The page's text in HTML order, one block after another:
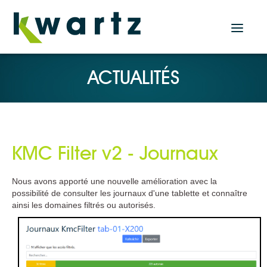
Solution Serveur
Solutions Tablettes
KMC BOX
Plugin KMC pour KWARTZ SERVER
ACTUALITÉS
KMC Filter v2 - Journaux
Nous avons apporté une nouvelle amélioration avec la
possibilité de consulter les journaux d'une tablette et connaître
ainsi les domaines filtrés ou autorisés.